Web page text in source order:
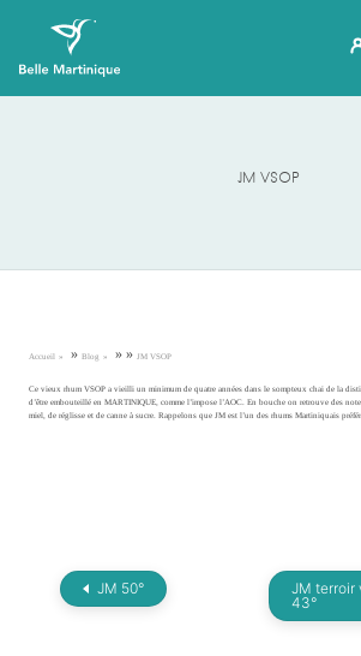
JM VSOP
Accueil » Blog » » JM VSOP
Ce vieux rhum VSOP a vieilli un minimum de quatre années dans le sompteux chai de la
d’être embouteillé en MARTINIQUE, comme l’impose l’AOC. En bouche on retrouve des
miel, de réglisse et de canne à sucre. Rappelons que JM est l’un des rhums Martiniquais
JM 50°
JM terroir
43°